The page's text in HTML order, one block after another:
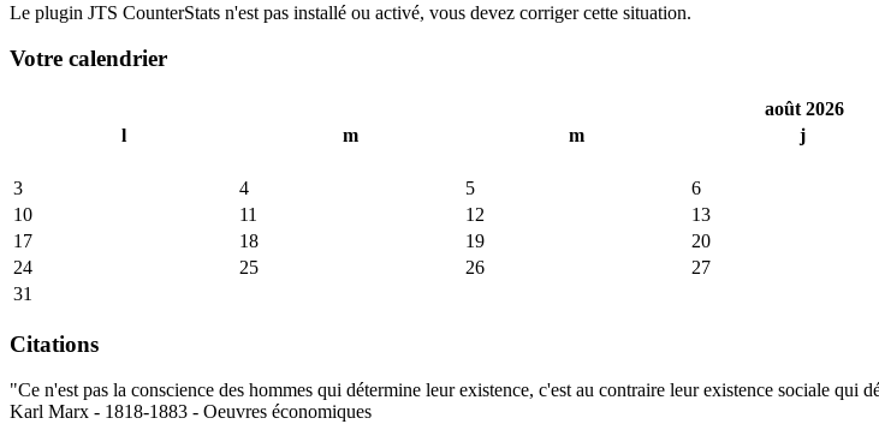
Le plugin JTS CounterStats n'est pas installé ou activé, vous devez corriger cette situation.
Votre calendrier
août 2026
l
m m j
3
4 5 6
10
11 12 13
17
18 19 20
24
25 26 27
31
Citations
"Ce n'est pas la conscience des hommes qui détermine leur existence, c'est au contraire leur existence sociale qui
Karl Marx - 1818-1883 - Oeuvres économiques